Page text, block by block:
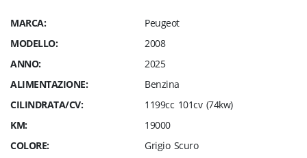
MARCA:
Peugeot
MODELLO:
2008
ANNO:
2025
ALIMENTAZIONE:
Benzina
CILINDRATA/CV:
1199cc 101cv (74kw)
KM:
19000
COLORE:
Grigio Scuro